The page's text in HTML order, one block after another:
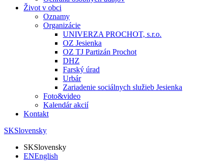
Život v obci
Oznamy
Organizácie
UNIVERZA PROCHOT, s.r.o.
OZ Jesienka
OZ TJ Partizán Prochot
DHZ
Farský úrad
Urbár
Zariadenie sociálnych služieb Jesienka
Foto&video
Kalendár akcií
Kontakt
SKSlovensky
SKSlovensky
ENEnglish